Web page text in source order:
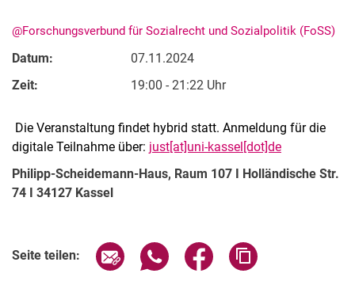
@Forschungsverbund für Sozialrecht und Sozialpolitik (FoSS)
Datum:
07.11.2024
Zeit:
19:00 - 21:22 Uhr
Die Veranstaltung findet hybrid statt. Anmeldung für die
digitale Teilnahme über: just[at]uni-kassel[dot]de
Philipp-Scheidemann-Haus, Raum 107 I Holländische Str.
74 I 34127 Kassel
Seite teilen: Seite über E-Mail teilen
Seite über WhatsApp teilen
Seite über Facebook